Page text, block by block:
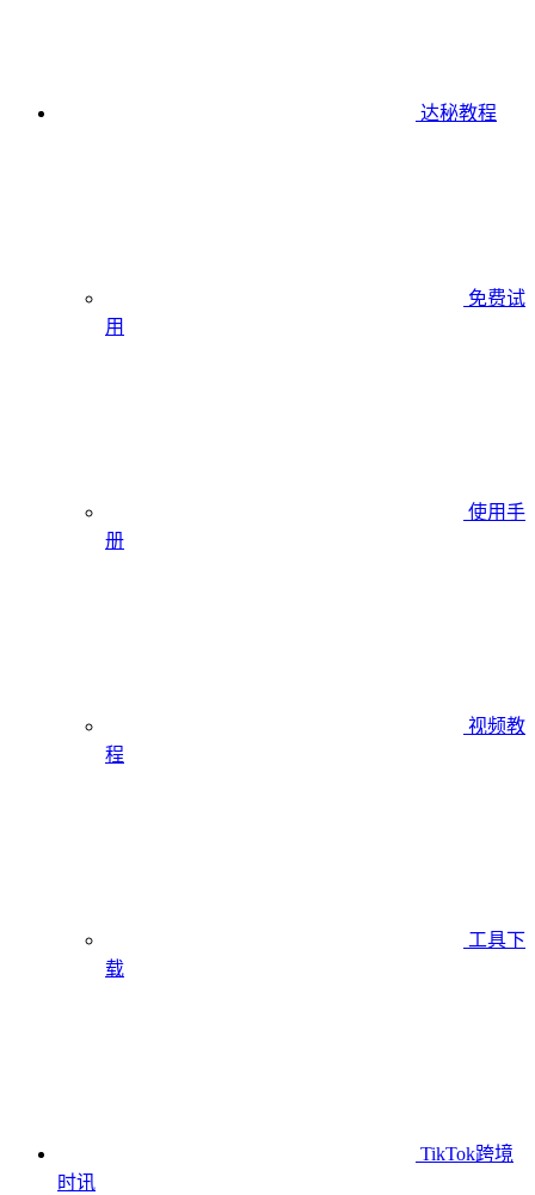
达秘教程
免费试
用
使用手
册
视频教
程
工具下
载
TikTok跨境
时讯